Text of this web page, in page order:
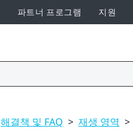
파트너 프로그램 지원
해결책 및 FAQ > 재생 영역 >